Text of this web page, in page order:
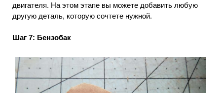
двигателя. На этом этапе вы можете добавить любую
другую деталь, которую сочтете нужной.
Шаг 7: Бензобак